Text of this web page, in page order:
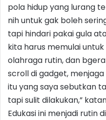
pola hidup yang lurang
nih untuk gak boleh
tapi hindari pakai gula
kita harus memulai
olahraga rutin, dan
scroll di gadget,
itu yang saya sebutkan
tapi sulit dilakukan,”
Edukasi ini menjadi rutin